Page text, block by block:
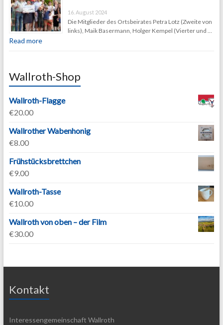
16. August 2024
Die Mitglieder des Ortsbeirates Petra Lotz (Zweite von
links), Maik Basermann, Holger Kempel (Vierter und …
Read more
Wallroth-Shop
Wallroth-Flagge
€20.00
Wallrother Wabenhonig
€8.00
Frühstücksbrettchen
€9.00
Wallroth-Tasse
€10.00
Wallroth von oben – der Film
€30.00
Kontakt
Interessengemeinschaft Wallroth